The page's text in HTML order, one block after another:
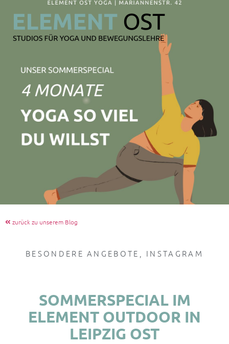
zurück zu unserem Blog
BESONDERE ANGEBOTE , INSTAGRAM
SOMMERSPECIAL IM
ELEMENT OUTDOOR IN
LEIPZIG OST